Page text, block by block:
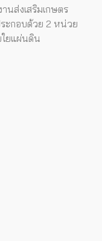
นส่งเสริมเกษตร
ะกอบด้วย 2 หน่วย
ยแผ่นดิน